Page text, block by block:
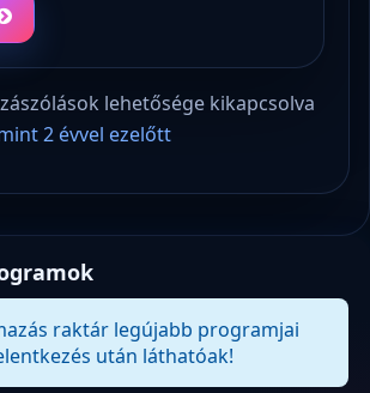
lehetősége kikapcsolva
2 évvel ezelőtt
raktár legújabb programjai
után láthatóak!